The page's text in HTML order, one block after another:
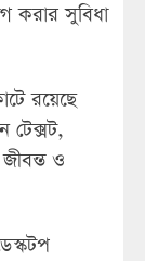
করার সুবিধা
রয়েছে
টেক্সট,
ও